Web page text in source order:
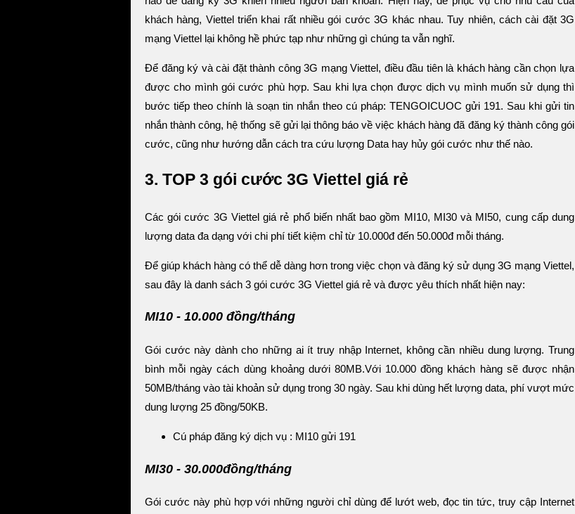
khách hàng, Viettel triển khai rất nhiều gói cước 3G khác nhau. Tuy nhiên, cách cài đặt 3G
mạng Viettel lại không hề phức tạp như những gì chúng ta vẫn nghĩ.
Để đăng ký và cài đặt thành công 3G mạng Viettel, điều đầu tiên là khách hàng cần chọn lựa
được cho mình gói cước phù hợp. Sau khi lựa chọn được dịch vụ mình muốn sử dụng thì
bước tiếp theo chính là soạn tin nhắn theo cú pháp: TENGOICUOC gửi 191. Sau khi gửi tin
nhắn thành công, hệ thống sẽ gửi lại thông báo về việc khách hàng đã đăng ký thành công gói
cước, cũng như hướng dẫn cách tra cứu lượng Data hay hủy gói cước như thế nào.
3. TOP 3 gói cước 3G Viettel giá rẻ
Các gói cước 3G Viettel giá rẻ phổ biến nhất bao gồm MI10, MI30 và MI50, cung cấp dung
lượng data đa dạng với chi phí tiết kiệm chỉ từ 10.000đ đến 50.000đ mỗi tháng.
Để giúp khách hàng có thể dễ dàng hơn trong việc chọn và đăng ký sử dụng 3G mạng Viettel,
sau đây là danh sách 3 gói cước 3G Viettel giá rẻ và được yêu thích nhất hiện nay:
MI10 - 10.000 đồng/tháng
Gói cước này dành cho những ai ít truy nhập Internet, không cần nhiều dung lượng. Trung
bình mỗi ngày cách dùng khoảng dưới 80MB.Với 10.000 đồng khách hàng sẽ được nhận
50MB/tháng vào tài khoản sử dụng trong 30 ngày. Sau khi dùng hết lượng data, phí vượt mức
dung lượng 25 đồng/50KB.
Cú pháp đăng ký dịch vụ : MI10 gửi 191
MI30 - 30.000đồng/tháng
Gói cước này phù hợp với những người chỉ dùng để lướt web, đọc tin tức, truy cập Internet